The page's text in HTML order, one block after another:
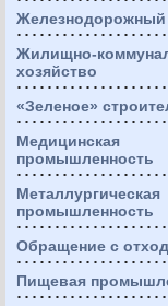
Железнодорожный
Жилищно-
хозяйство
«Зеленое»
Медицинская
промышленность
Металлургическая
промышленность
Обращение с
Пищевая